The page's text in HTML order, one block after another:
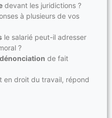
devant les juridictions ?
à plusieurs de vos
le salarié peut-il adresser
?
de fait
en droit du travail, répond